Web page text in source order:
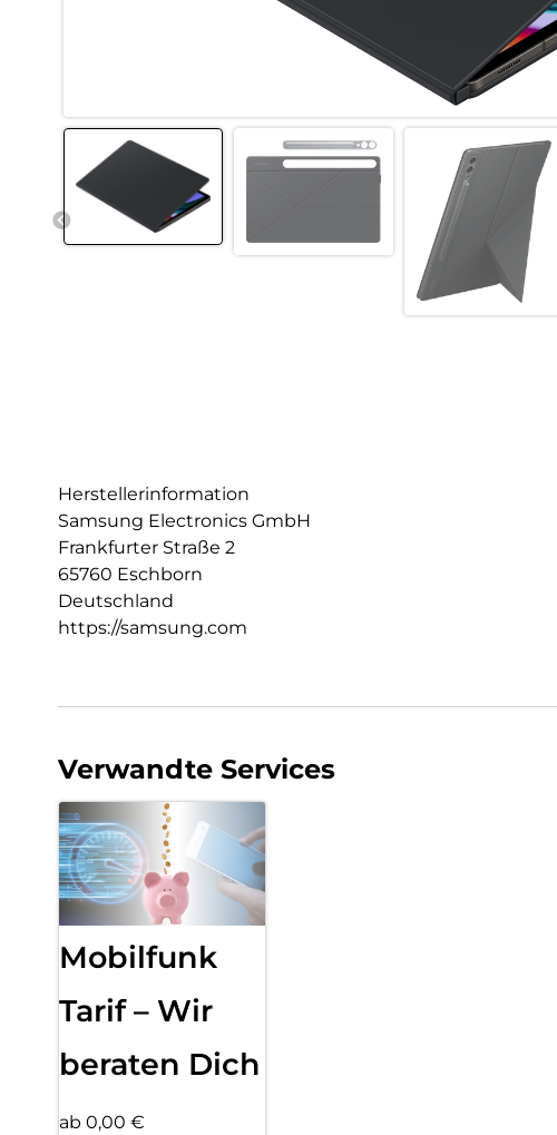
Herstellerinformation
Samsung Electronics GmbH
Frankfurter Straße 2
65760 Eschborn
Deutschland
https://samsung.com
Verwandte Services
Mobilfunk
Tarif – Wir
beraten Dich
ab 0,00 €